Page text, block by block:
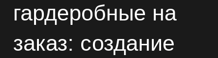
гардеробные на
заказ: создание